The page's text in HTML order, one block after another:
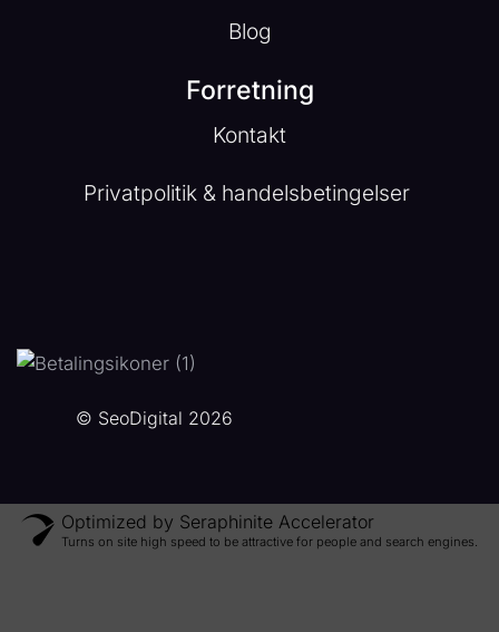
Blog
Forretning
Kontakt
Privatpolitik & handelsbetingelser
© SeoDigital 2026
Optimized by Seraphinite Accelerator
Turns on site high speed to be attractive for people and search engines.